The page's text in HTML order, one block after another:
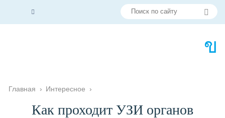
Главная › Интересное ›
Как проходит УЗИ органов